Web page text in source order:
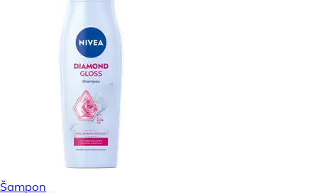
Šampon